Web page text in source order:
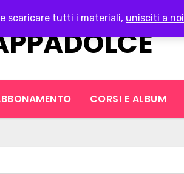
scaricare tutti i materiali, unisciti a noi
CORSI E ALBUM